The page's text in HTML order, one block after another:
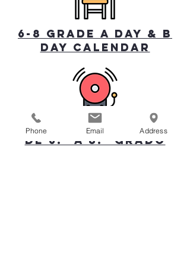
6-8 Grade A Day & B
Day Calendar
Horario de clases
de 6.º a 8.º grado
Phone Email Address